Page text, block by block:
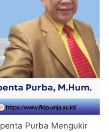
Purba Mengukir